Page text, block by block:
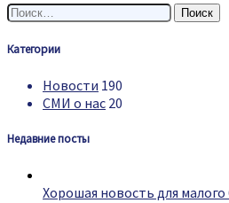
Найти:
Категории
Новости 190
СМИ о нас 20
Недавние посты
Хорошая новость для малого